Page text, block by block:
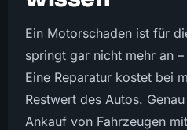
Ein Motorschaden ist für
springt gar nicht mehr an
Eine Reparatur kostet bei
Restwert des Autos.
Ankauf von Fahrzeugen